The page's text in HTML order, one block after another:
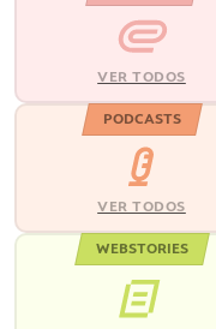
VER TODOS
PODCASTS
VER TODOS
WEBSTORIES